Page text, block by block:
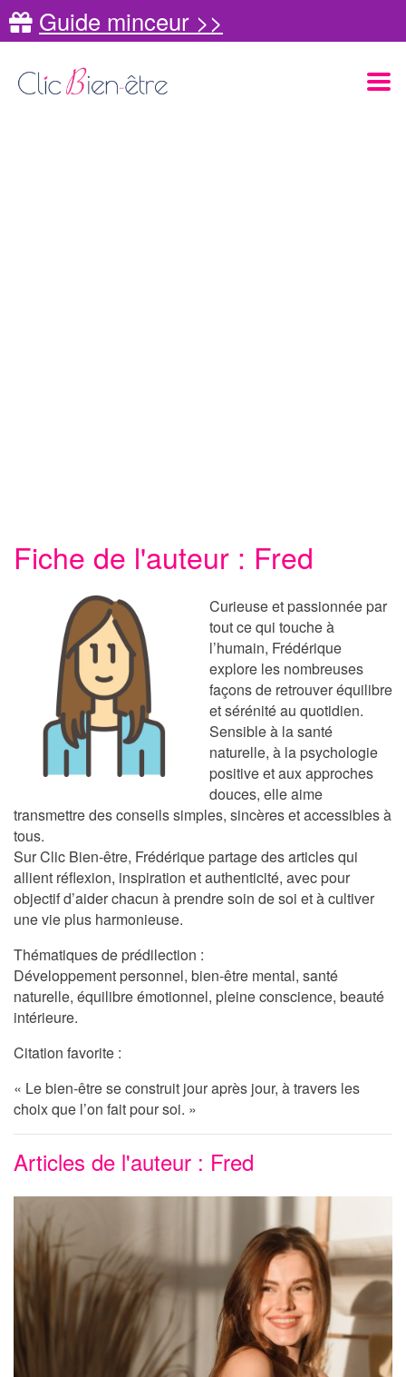
Guide minceur >>
Fiche de l'auteur : Fred
Curieuse et passionnée par
tout ce qui touche à
l’humain, Frédérique
explore les nombreuses
façons de retrouver équilibre
et sérénité au quotidien.
Sensible à la santé
naturelle, à la psychologie
positive et aux approches
douces, elle aime
transmettre des conseils simples, sincères et accessibles à
tous.
SurClic Bien-être, Frédérique partage des articles qui
allient réflexion, inspiration et authenticité, avec pour
objectif d’aider chacun à prendre soin de soi et à cultiver
une vie plus harmonieuse.
Thématiques de prédilection :
Développement personnel, bien-être mental, santé
naturelle, équilibre émotionnel, pleine conscience, beauté
intérieure.
Citation favorite :
« Le bien-être se construit jour après jour, à travers les
choix que l’on fait pour soi. »
Articles de l'auteur : Fred